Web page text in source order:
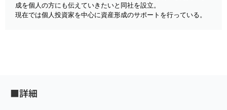
成を個人の方にも伝えていきたいと同社を設立。
現在では個人投資家を中心に資産形成のサポートを行っている。
■詳細